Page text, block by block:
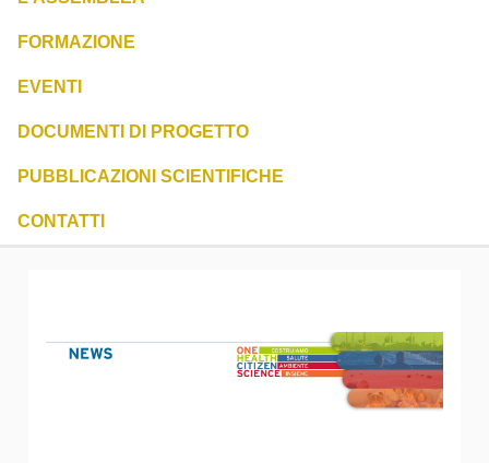
FORMAZIONE
EVENTI
DOCUMENTI DI PROGETTO
PUBBLICAZIONI SCIENTIFICHE
CONTATTI